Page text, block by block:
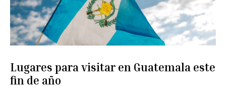
Lugares para visitar en Guatemala este
fin de año